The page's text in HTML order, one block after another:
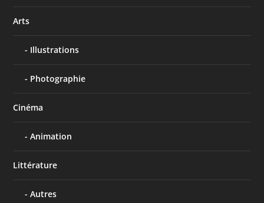
Arts
Illustrations
Photographie
Cinéma
Animation
Littérature
Autres